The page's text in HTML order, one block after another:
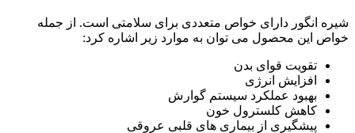
شیره انگور دارای خواص متعددی برای سلامتی است. از جمله
خواص این محصول می توان به موارد زیر اشاره کرد:
تقویت قوای بدن
افزایش انرژی
بهبود عملکرد سیستم گوارش
کاهش کلسترول خون
پیشگیری از بیماری های قلبی عروقی